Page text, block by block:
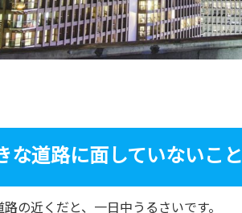
道路に面していないこと
の近くだと、一日中うるさいです。